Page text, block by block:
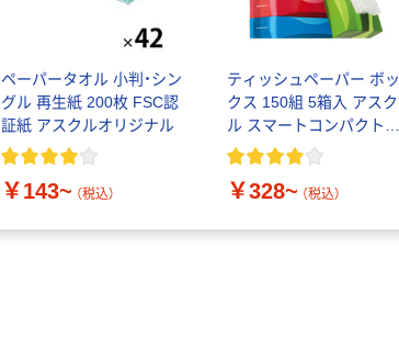
ペーパータオル 小判・シン
グル 再生紙 200枚 FSC認
証紙 アスクルオリジナル
￥143~ （税込）
ティッシュペーパー ボッ
クス 150組 5箱入 アスク
ル スマートコンパクト
ビビッド PEFC認証
￥328~ （税込）
キングジム テプ
PRO【純正】テー
プ 白ラベル
12mm幅 （黒文
字）
￥914~ （税込）